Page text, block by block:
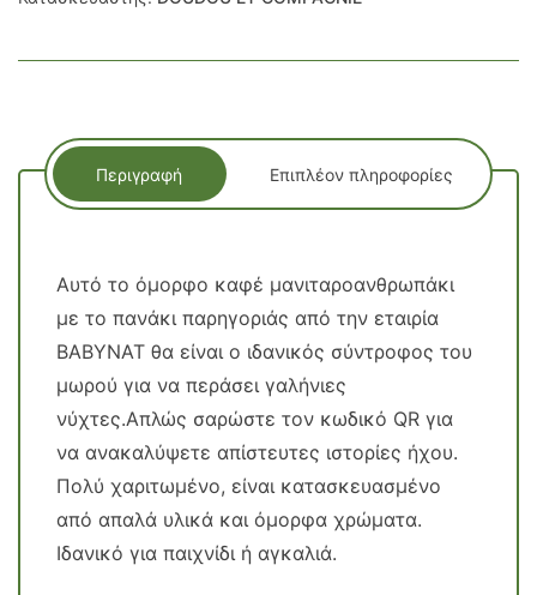
Περιγραφή Επιπλέον πληροφορίες
Αυτό το όμορφο καφέ μανιταροανθρωπάκι
με το πανάκι παρηγοριάς από την εταιρία
BABYNAT θα είναι ο ιδανικός σύντροφος του
μωρού για να περάσει γαλήνιες
νύχτες.Απλώς σαρώστε τον κωδικό QR για
να ανακαλύψετε απίστευτες ιστορίες ήχου.
Πολύ χαριτωμένο, είναι κατασκευασμένο
από απαλά υλικά και όμορφα χρώματα.
Ιδανικό για παιχνίδι ή αγκαλιά.